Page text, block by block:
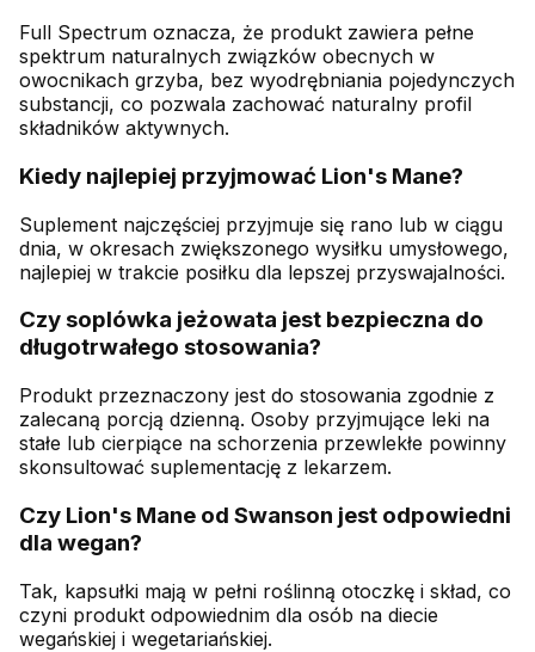
Full Spectrum oznacza, że produkt zawiera pełne
spektrum naturalnych związków obecnych w
owocnikach grzyba, bez wyodrębniania pojedynczych
substancji, co pozwala zachować naturalny profil
składników aktywnych.
Kiedy najlepiej przyjmować Lion's Mane?
Suplement najczęściej przyjmuje się rano lub w ciągu
dnia, w okresach zwiększonego wysiłku umysłowego,
najlepiej w trakcie posiłku dla lepszej przyswajalności.
Czy soplówka jeżowata jest bezpieczna do
długotrwałego stosowania?
Produkt przeznaczony jest do stosowania zgodnie z
zalecaną porcją dzienną. Osoby przyjmujące leki na
stałe lub cierpiące na schorzenia przewlekłe powinny
skonsultować suplementację z lekarzem.
Czy Lion's Mane od Swanson jest odpowiedni
dla wegan?
Tak, kapsułki mają w pełni roślinną otoczkę i skład, co
czyni produkt odpowiednim dla osób na diecie
wegańskiej i wegetariańskiej.